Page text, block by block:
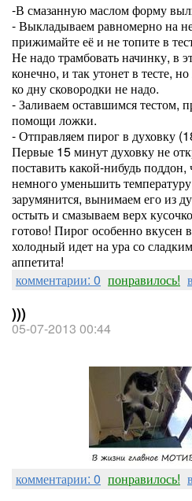
-В смазанную маслом форму
- Выкладываем равномерно на
прижимайте её и не топите в
Не надо трамбовать начинку, в
конечно, и так утонет в тесте,
ко дну сковородки не надо.
- Заливаем оставшимся тестом,
помощи ложки.
- Отправляем пирог в духовку
Первые 15 минут духовку не
поставить какой-нибудь
немного уменьшить
зарумянится, вынимаем его из
остыть и смазываем верх
готово! Пирог особенно вкусен
холодный идет на ура со
аппетита!
комментарии: 0 понравилось!
)))
05-07-2013 00:44
комментарии: 0 понравилось!